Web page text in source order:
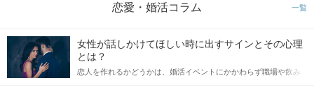
✓清潔感があって、上品
✓髪や肌もお手入れしているetc
好印象なお相手に出会えるから、
恋愛・婚活コラム 一覧
女性が話しかけてほしい時に出すサインとその心理
とは？
恋人を作れるかどうかは、婚活イベントにかかわらず職場や飲み